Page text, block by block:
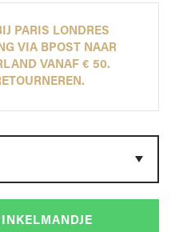
PARIS LONDRES
VIA BPOST NAAR
VANAF € 50.